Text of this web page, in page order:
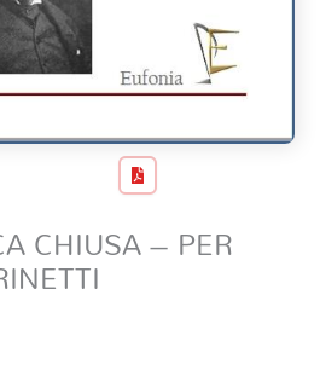
CHIUSA – PER